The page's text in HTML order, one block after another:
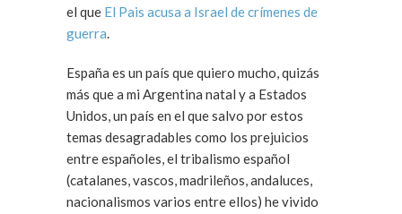
el que El Pais acusa a Israel de crímenes de
guerra.
España es un país que quiero mucho, quizás
más que a mi Argentina natal y a Estados
Unidos, un país en el que salvo por estos
temas desagradables como los prejuicios
entre españoles, el tribalismo español
(catalanes, vascos, madrileños, andaluces,
nacionalismos varios entre ellos) he vivido